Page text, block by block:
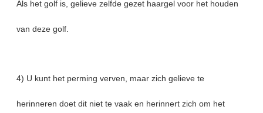
Als het golf is, gelieve zelfde gezet haargel voor het houden
van deze golf.
4) U kunt het perming verven, maar zich gelieve te
herinneren doet dit niet te vaak en herinnert zich om het